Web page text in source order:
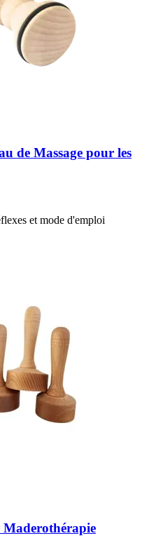
de Massage pour les
et mode d'emploi